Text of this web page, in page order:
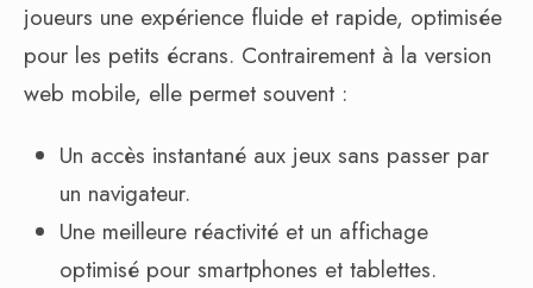
joueurs une expérience fluide et rapide, optimisée
pour les petits écrans. Contrairement à la version
web mobile, elle permet souvent :
Un accès instantané aux jeux sans passer par
un navigateur.
Une meilleure réactivité et un affichage
optimisé pour smartphones et tablettes.